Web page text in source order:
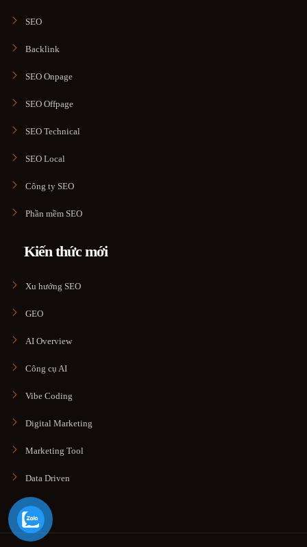
SEO
Backlink
SEO Onpage
SEO Offpage
SEO Technical
SEO Local
Công ty SEO
Phần mềm SEO
Kiến thức mới
Xu hướng SEO
GEO
AI Overview
Công cụ AI
Vibe Coding
Digital Marketing
Marketing Tool
Data Driven